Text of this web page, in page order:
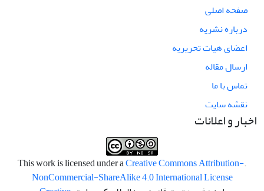
صفحه اصلی
درباره نشریه
اعضای هیات تحریریه
ارسال مقاله
تماس با ما
نقشه سایت
اخبار و اعلانات
.This work is licensed under a
Creative Commons Attribution-
NonCommercial-ShareAlike 4.0 International License